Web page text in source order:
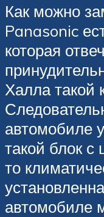
Как можно
Panasonic
которая
Халла такой
автомобиле
такой блок с
то
автомобиле